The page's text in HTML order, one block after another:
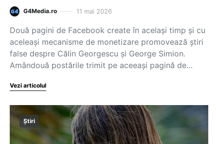
G4Media.ro 11 mai 2026
Două pagini de Facebook create în același timp și cu
aceleași mecanisme de monetizare promovează știri
false despre Călin Georgescu și George Simion.
Amândouă postările trimit pe aceeași pagină de…
Vezi articolul
Știri